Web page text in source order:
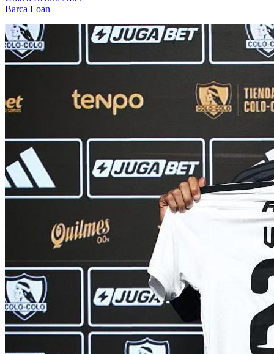
Barca Loan